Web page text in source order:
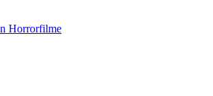
Horrorfilme